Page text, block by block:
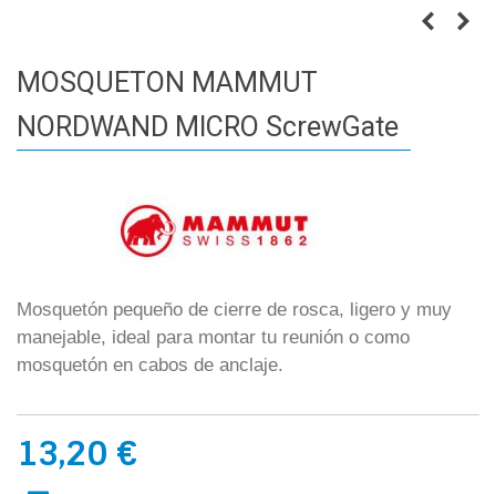
MOSQUETON MAMMUT
NORDWAND MICRO ScrewGate
Mosquetón pequeño de cierre de rosca, ligero y muy
manejable, ideal para montar tu reunión o como
mosquetón en cabos de anclaje.
13,20 €